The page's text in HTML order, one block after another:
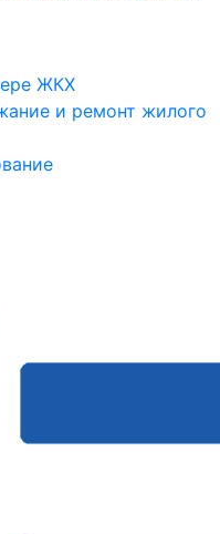
ЖКХ
и ремонт жилого